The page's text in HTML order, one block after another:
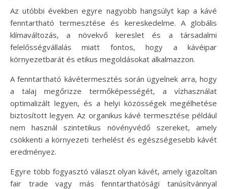
Az utóbbi években egyre nagyobb hangsúlyt kap a kávé
fenntartható termesztése és kereskedelme. A globális
klímaváltozás, a növekvő kereslet és a társadalmi
felelősségvállalás miatt fontos, hogy a kávéipar
környezetbarát és etikus megoldásokat alkalmazzon.
A fenntartható kávétermesztés során ügyelnek arra, hogy
a talaj megőrizze termőképességét, a vízhasználat
optimalizált legyen, és a helyi közösségek megélhetése
biztosított legyen. Az organikus kávé termesztése például
nem használ szintetikus növényvédő szereket, amely
csökkenti a környezeti terhelést és egészségesebb kávét
eredményez.
Egyre több fogyasztó választ olyan kávét, amely igazoltan
fair trade vagy más fenntarthatósági tanúsítvánnyal